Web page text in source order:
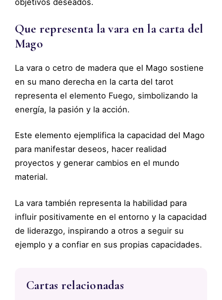
objetivos deseados.
Que representa la vara en la carta del
Mago
La vara o cetro de madera que el Mago sostiene
en su mano derecha en la carta del tarot
representa el elemento Fuego, simbolizando la
energía, la pasión y la acción.
Este elemento ejemplifica la capacidad del Mago
para manifestar deseos, hacer realidad
proyectos y generar cambios en el mundo
material.
La vara también representa la habilidad para
influir positivamente en el entorno y la capacidad
de liderazgo, inspirando a otros a seguir su
ejemplo y a confiar en sus propias capacidades.
Cartas relacionadas